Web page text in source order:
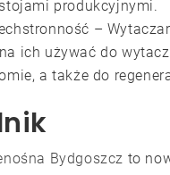
produkcyjnymi.
–
ich używać do
a także do
Bydgoszcz to